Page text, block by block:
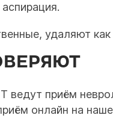
удаляют
ведут приём
онлайн на